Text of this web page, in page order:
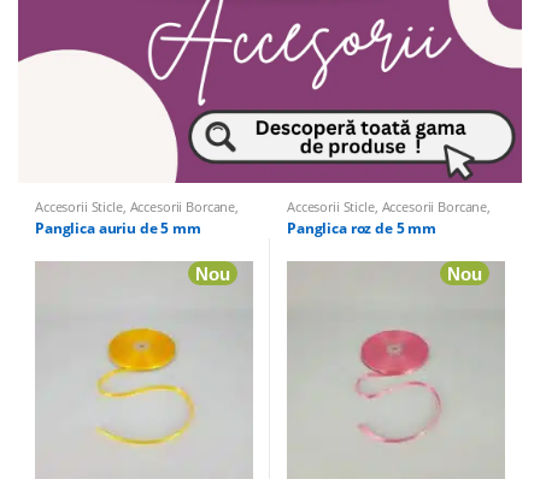
Accesorii Sticle, Accesorii Borcane,
Accesorii pentru nunta
Hartie de Matase, Panza de Iuta
Panglica auriu de 5 mm
Nou
Accesorii Sticle, Accesorii Borcane,
Accesorii pentru nunta
Hartie de Matase, Panza de Iuta
Panglica roz de 5 mm
Nou